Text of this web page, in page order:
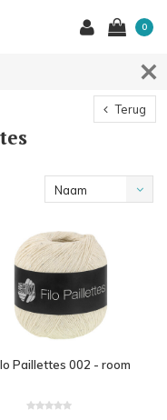
0
Terug
Naam
Paillettes 002 - room